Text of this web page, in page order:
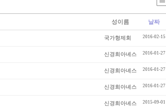
성이름 날짜
국가형제회 2016-02-15
신경희아녜스 2016-01-27
신경희아녜스 2016-01-27
신경희아녜스 2016-01-27
신경희아녜스 2015-09-01